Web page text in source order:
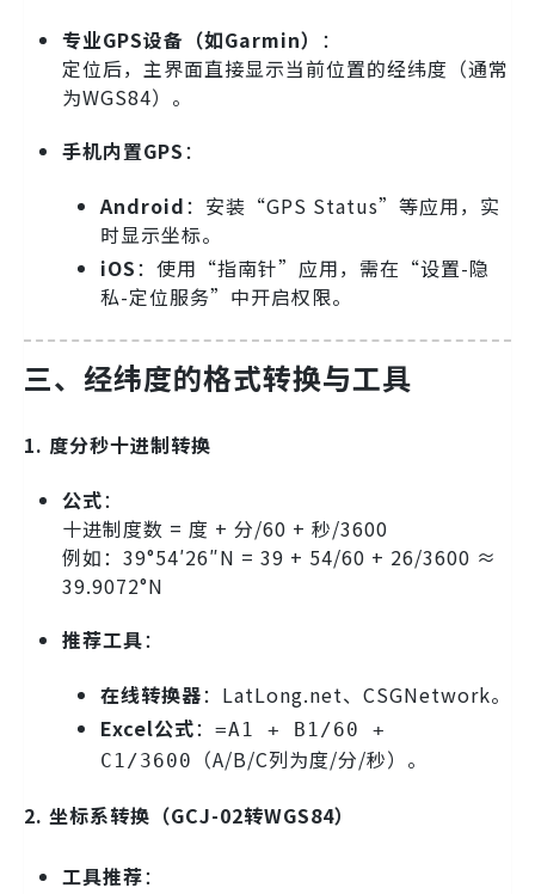
专业GPS设备（如Garmin） ：
定位后，主界面直接显示当前位置的经纬度（通常
为WGS84）。
手机内置GPS：
Android：安装“GPS Status”等应用，实
时显示坐标。
iOS：使用“指南针”应用，需在“设置-隐
私-定位服务”中开启权限。
三、经纬度的格式转换与工具
1. 度分秒十进制转换
公式：
十进制度数 = 度 + 分/60 + 秒/3600
例如：39°54′26″N = 39 + 54/60 + 26/3600 ≈
39.9072°N
推荐工具：
在线转换器：LatLong.net、CSGNetwork。
Excel公式： =A1 + B1/60 +
C1/3600
（A/B/C列为度/分/秒）。
2. 坐标系转换（GCJ-02转WGS84）
工具推荐：